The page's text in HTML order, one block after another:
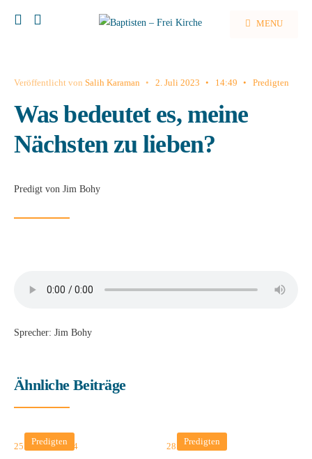
MENU
Veröffentlicht von Salih Karaman • 2. Juli 2023 • 14:49 • Predigten
Was bedeutet es, meine
Nächsten zu lieben?
Predigt von Jim Bohy
Sprecher: Jim Bohy
Ähnliche Beiträge
Predigten
25. Februar 2024 Predigten
28. Januar 2024